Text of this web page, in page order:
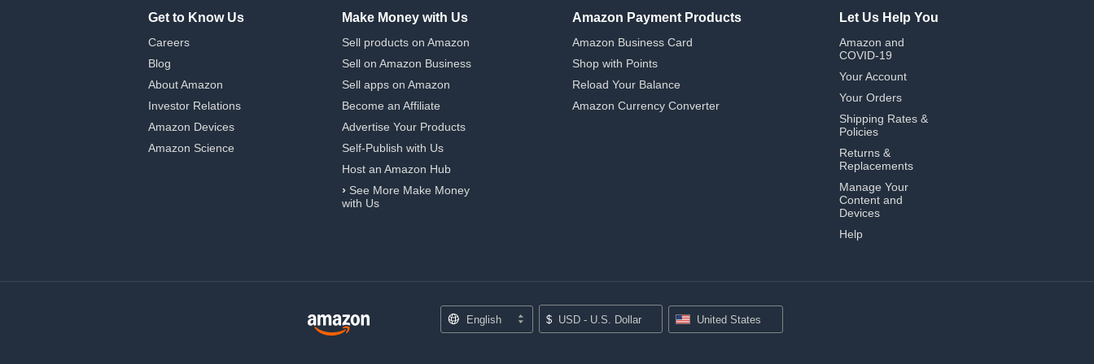
Get to Know Us
Careers
Blog
About Amazon
Investor Relations
Amazon Devices
Amazon Science
Make Money with Us
Sell products on Amazon
Sell on Amazon Business
Sell apps on Amazon
Become an Affiliate
Advertise Your Products
Self-Publish with Us
Host an Amazon Hub
› See More Make Money
with Us
Amazon Payment Products
Amazon Business Card
Shop with Points
Reload Your Balance
Amazon Currency Converter
Let Us Help You
Amazon and
COVID-19
Your Account
Your Orders
Shipping Rates &
Policies
Returns &
Replacements
Manage Your
Content and
Devices
Help
English $ USD - U.S. Dollar United States